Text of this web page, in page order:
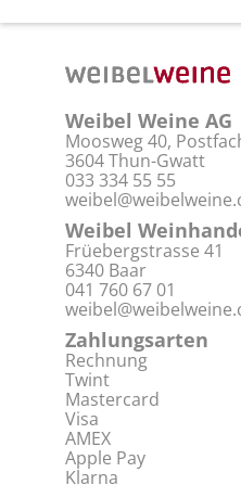
Weibel Weine AG
Moosweg 40,
3604 Thun-Gwatt
033 334 55 55
Weibel
Früebergstrasse 41
6340 Baar
041 760 67 01
Zahlungsarten
Rechnung
Twint
Mastercard
Visa
AMEX
Apple Pay
Klarna